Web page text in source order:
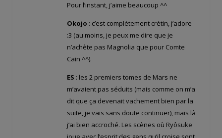
Pour l’instant, j’aime beaucoup ^^
Okojo : c’est complètement crétin, j’adore
:3 (au moins, je peux me dire que je
n’achète pas Magnolia que pour Comte
Cain ^^).
ES : les 2 premiers tomes de Mars ne
m’avaient pas séduits (mais comme on m’a
dit que ça devenait vachement bien par la
suite, je vais sans doute continuer), mais là
j’ai bien accroché. Les scènes où Ryôsuke